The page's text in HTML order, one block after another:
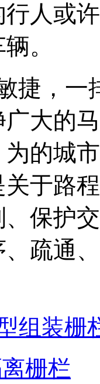
人或
。
捷，一
大的
为的城
于路
保护
疏通
组装栅
栅栏